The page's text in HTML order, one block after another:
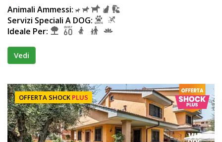
Animali Ammessi:
Servizi Speciali A DOG:
Ideale Per:
Vedi
OFFERTA SHOCK PLUS